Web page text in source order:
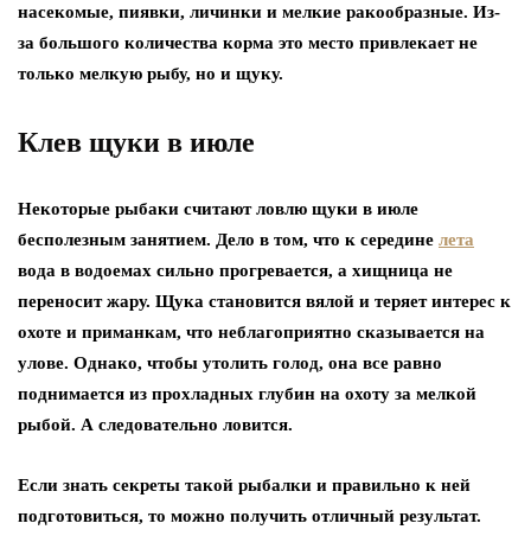
насекомые, пиявки, личинки и мелкие ракообразные. Из-
за большого количества корма это место привлекает не
только мелкую рыбу, но и щуку.
Клев щуки в июле
Некоторые рыбаки считают ловлю щуки в июле
бесполезным занятием. Дело в том, что к середине лета
вода в водоемах сильно прогревается, а хищница не
переносит жару. Щука становится вялой и теряет интерес к
охоте и приманкам, что неблагоприятно сказывается на
улове. Однако, чтобы утолить голод, она все равно
поднимается из прохладных глубин на охоту за мелкой
рыбой. А следовательно ловится.
Если знать секреты такой рыбалки и правильно к ней
подготовиться, то можно получить отличный результат.